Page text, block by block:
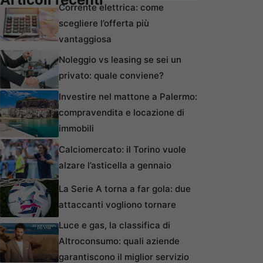
Corrente elettrica: come
scegliere l’offerta più
vantaggiosa
Noleggio vs leasing se sei un
privato: quale conviene?
Investire nel mattone a Palermo:
compravendita e locazione di
immobili
Calciomercato: il Torino vuole
alzare l’asticella a gennaio
La Serie A torna a far gola: due
attaccanti vogliono tornare
Luce e gas, la classifica di
Altroconsumo: quali aziende
garantiscono il miglior servizio